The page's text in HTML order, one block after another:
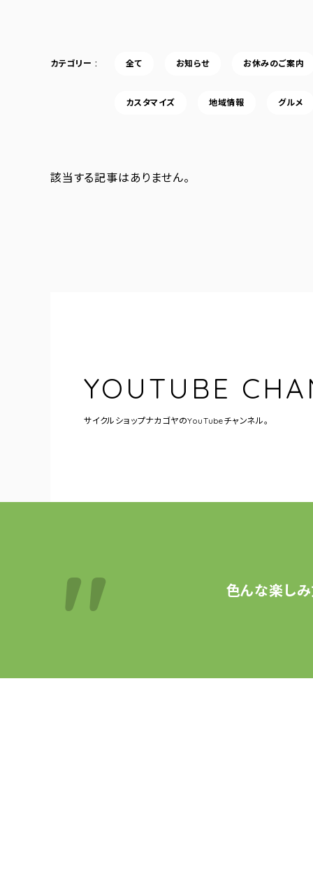
カテゴリー 全て お知らせ お休みのご案内
カスタマイズ 地域情報 グルメ
該当する記事はありません。
YOUTUBE
サイクルショップナカゴヤのYouTubeチャンネル。
色んな楽し